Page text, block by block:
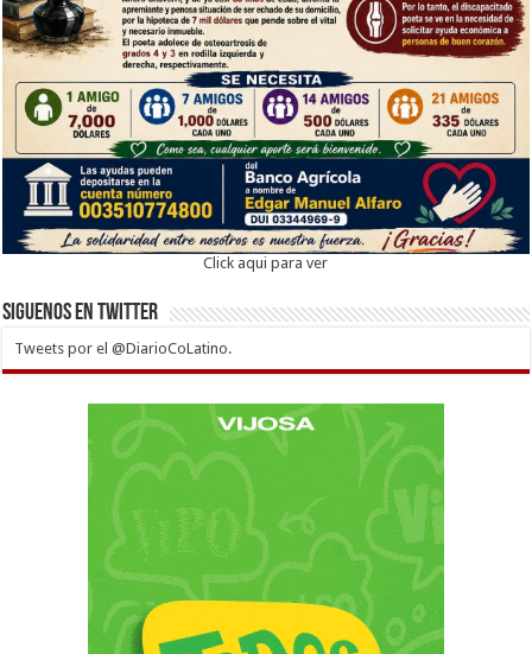
Click aqui para ver
Siguenos en twitter
Tweets por el @DiarioCoLatino.